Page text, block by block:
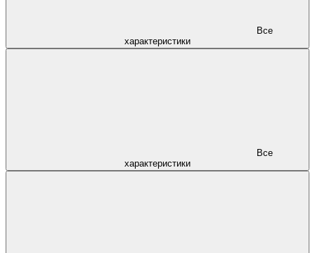
характеристики
характеристики